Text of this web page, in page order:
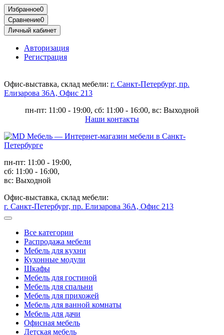
Избранное0
Сравнение0
Личный кабинет
Авторизация
Регистрация
Офис-выставка, склад мебели: г. Санкт-Петербург, пр.
Елизарова 36А, Офис 213
пн-пт: 11:00 - 19:00, сб: 11:00 - 16:00, вс: Выходной
Наши контакты
пн-пт: 11:00 - 19:00,
сб: 11:00 - 16:00,
вс: Выходной
Офис-выставка, склад мебели:
г. Санкт-Петербург, пр. Елизарова 36А, Офис 213
Все категории
Распродажа мебели
Мебель для кухни
Кухонные модули
Шкафы
Мебель для гостиной
Мебель для спальни
Мебель для прихожей
Мебель для ванной комнаты
Мебель для дачи
Офисная мебель
Детская мебель